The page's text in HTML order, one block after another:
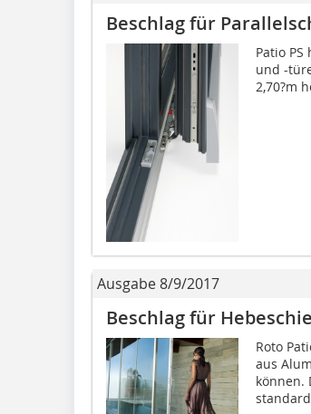
Beschlag für
Patio
und -
2,70?m
Ausgabe 8/9/2017
Beschlag für
Roto
aus
können.